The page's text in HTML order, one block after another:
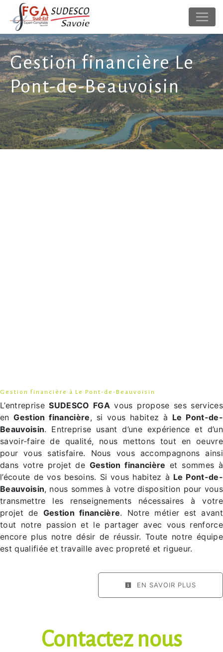
Panneau de gestion des cookies
Gestion financière Le
Pont-de-Beauvoisin
Gestion financière à Le Pont-de-Beauvoisin
L’entrepriseSUDESCO FGA vous propose ses services
enGestion financière, si vous habitez à Le Pont-de-
Beauvoisin. Entreprise usant d’une expérience et d’un
savoir-faire de qualité, nous mettons tout en oeuvre
pour vous satisfaire. Nous vous accompagnons ainsi
dans votre projet de Gestion financière et sommes à
l’écoute de vos besoins. Si vous habitez à Le Pont-de-
Beauvoisin, nous sommes à votre disposition pour vous
transmettre les renseignements nécessaires à votre
projet de Gestion financière. Notre métier est avant
tout notre passion et le partager avec vous renforce
encore plus notre désir de réussir. Toute notre équipe
est qualifiée et travaille avec propreté et rigueur.
EN SAVOIR PLUS
Contactez nous